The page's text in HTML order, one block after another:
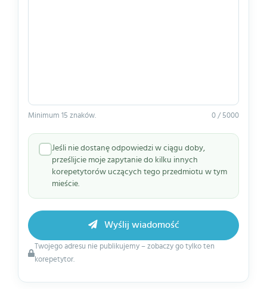
Minimum 15 znaków. 0 / 5000
Jeśli nie dostanę odpowiedzi w ciągu doby,
prześlijcie moje zapytanie do kilku innych
korepetytorów uczących tego przedmiotu w tym
mieście.
Twojego adresu nie publikujemy – zobaczy go tylko ten
korepetytor.
Wyślij wiadomość